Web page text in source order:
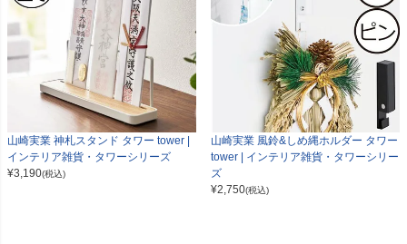
山崎実業 神札スタンド タワー tower |
インテリア雑貨・タワーシリーズ
¥3,190(税込)
山崎実業 風鈴&しめ縄ホルダー タワー
tower | インテリア雑貨・タワーシリー
ズ
¥2,750(税込)